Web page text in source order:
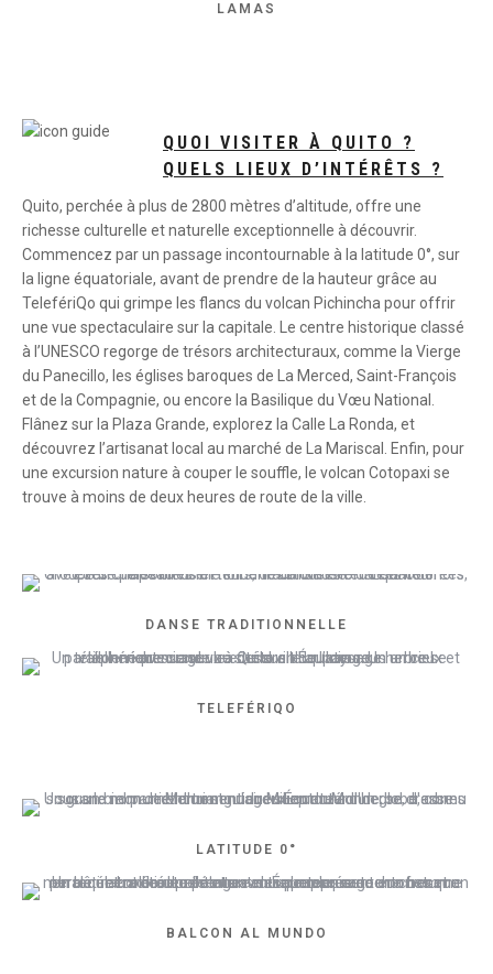
LAMAS
QUOI VISITER À QUITO ?
QUELS LIEUX D’INTÉRÊTS ?
Quito, perchée à plus de 2800 mètres d’altitude, offre une
richesse culturelle et naturelle exceptionnelle à découvrir.
Commencez par un passage incontournable à la latitude 0°, sur
la ligne équatoriale, avant de prendre de la hauteur grâce au
TelefériQo qui grimpe les flancs du volcan Pichincha pour offrir
une vue spectaculaire sur la capitale. Le centre historique classé
à l’UNESCO regorge de trésors architecturaux, comme la Vierge
du Panecillo, les églises baroques de La Merced, Saint-François
et de la Compagnie, ou encore la Basilique du Vœu National.
Flânez sur la Plaza Grande, explorez la Calle La Ronda, et
découvrez l’artisanat local au marché de La Mariscal. Enfin, pour
une excursion nature à couper le souffle, le volcan Cotopaxi se
trouve à moins de deux heures de route de la ville.
DANSE TRADITIONNELLE
TELEFÉRIQO
LATITUDE 0°
BALCON AL MUNDO